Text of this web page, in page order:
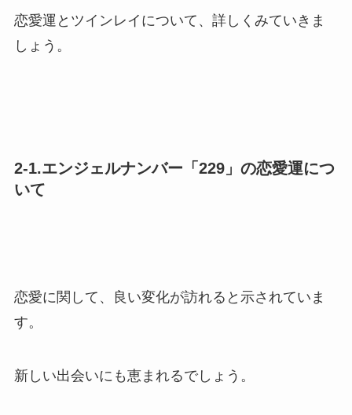
恋愛運とツインレイについて、詳しくみていきま
しょう。
2-1.エンジェルナンバー「229」の恋愛運につ
いて
恋愛に関して、良い変化が訪れると示されていま
す。
新しい出会いにも恵まれるでしょう。